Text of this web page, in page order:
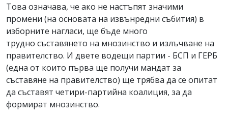
Това означава, че ако не настъпят значими
промени (на основата на извънредни събития) в
изборните нагласи, ще бъде много
трудно съставянето на мнозинство и излъчване на
правителство. И двете водещи партии - БСП и ГЕРБ
(една от които първа ще получи мандат за
съставяне на правителство) ще трябва да се опитат
да съставят четири-партийна коалиция, за да
формират мнозинство.